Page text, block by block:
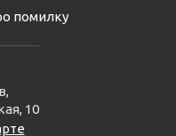
помилку
10